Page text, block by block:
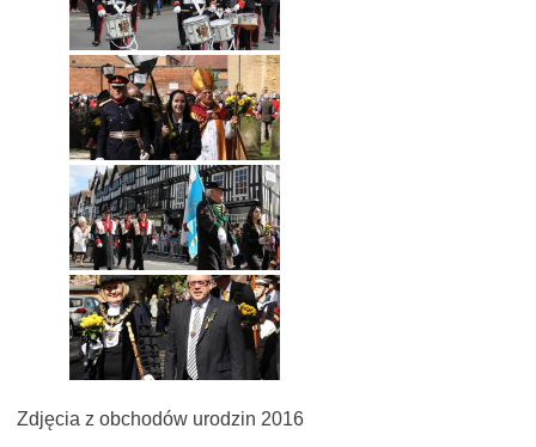
Zdjęcia z obchodów urodzin 2016